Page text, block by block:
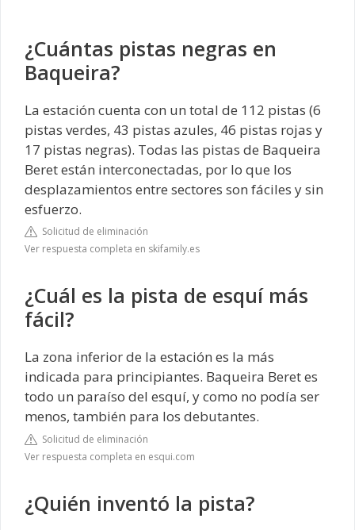
¿Cuántas pistas negras en
Baqueira?
La estación cuenta con un total de 112 pistas (6
pistas verdes, 43 pistas azules, 46 pistas rojas y
17 pistas negras). Todas las pistas de Baqueira
Beret están interconectadas, por lo que los
desplazamientos entre sectores son fáciles y sin
esfuerzo.
Solicitud de eliminación
Ver respuesta completa en skifamily.es
¿Cuál es la pista de esquí más
fácil?
La zona inferior de la estación es la más
indicada para principiantes. Baqueira Beret es
todo un paraíso del esquí, y como no podía ser
menos, también para los debutantes.
Solicitud de eliminación
Ver respuesta completa en esqui.com
¿Quién inventó la pista?